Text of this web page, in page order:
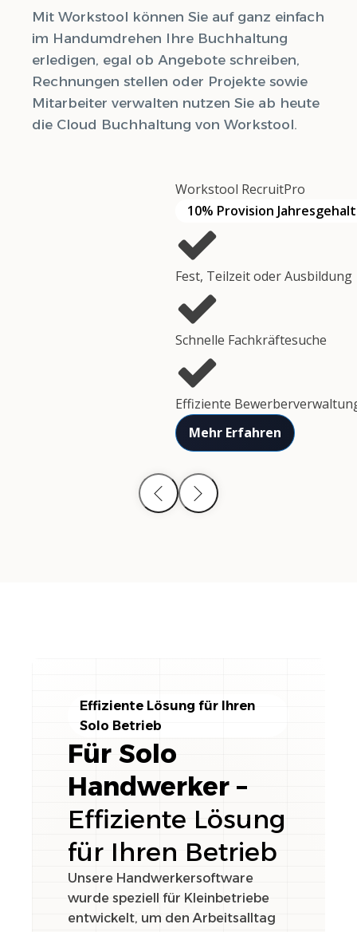
Mit Workstool können Sie auf ganz einfach
im Handumdrehen Ihre Buchhaltung
erledigen, egal ob Angebote schreiben,
Rechnungen stellen oder Projekte sowie
Mitarbeiter verwalten nutzen Sie ab heute
die Cloud Buchhaltung von Workstool.
Workstool RecruitPro
10% Provision Jahresgehalt
Fest, Teilzeit oder Ausbildung
Schnelle Fachkräftesuche
Effiziente
Mehr Erfahren
Effiziente Lösung für Ihren
Solo Betrieb
Für Solo
Handwerker –
Effiziente Lösung
für Ihren Betrieb
Unsere Handwerkersoftware
wurde speziell für Kleinbetriebe
entwickelt, um den Arbeitsalltag